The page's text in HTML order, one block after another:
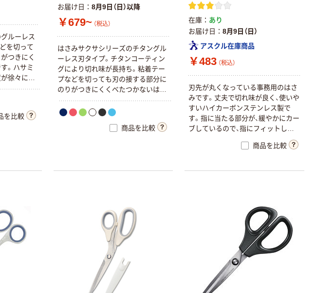
ルーレス
を切って
つきにく
。ハサミ
徐々に広
で軽い力
を比較
お届け日 8月9日（日）以降
￥679~ （税込）
はさみサクサシリーズのチタングル
ーレス刃タイプ。チタンコーティン
グにより切れ味が長持ち。粘着テー
プなどを切っても刃の接する部分に
のりがつきにくくべたつかないはさ
みです。ハサミの刃先にかけて刃の
角度が徐々に広がるため、根元から
商品を比較
在庫
あり
お届け日
8月9日（日）
アスクル在庫商品
￥483 （税込）
刃先が丸くなっている事務用のはさ
みです。丈夫で切れ味が良く、使いや
すいハイカーボンステンレス製で
す。指に当たる部分が、緩やかにカー
ブしているので、指にフィットしま
商品を比較